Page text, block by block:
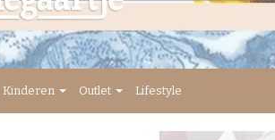
Kinderen Outlet Lifestyle